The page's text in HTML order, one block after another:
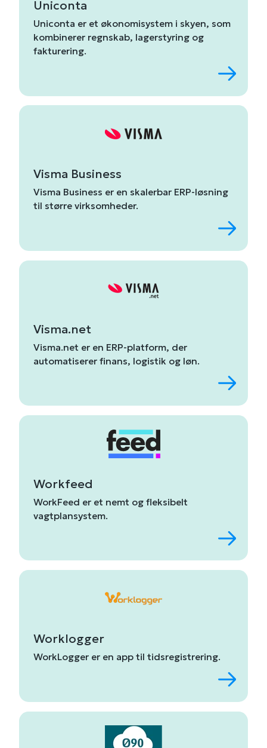
Uniconta
Uniconta er et økonomisystem i skyen, som
kombinerer regnskab, lagerstyring og
fakturering.
Visma Business
Visma Business er en skalerbar ERP-løsning
til større virksomheder.
Visma.net
Visma.net er en ERP-platform, der
automatiserer finans, logistik og løn.
Workfeed
WorkFeed er et nemt og fleksibelt
vagtplansystem.
Worklogger
WorkLogger er en app til tidsregistrering.